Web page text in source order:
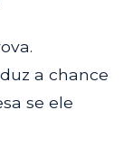
a chance
se ele